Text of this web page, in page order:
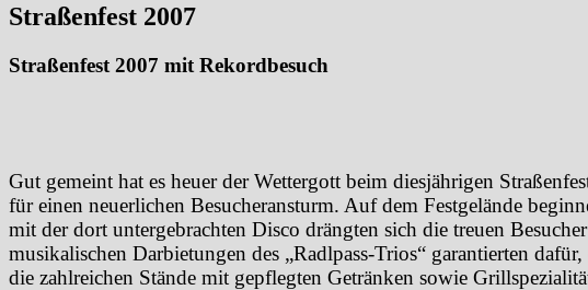
Straßenfest 2007
Straßenfest 2007 mit Rekordbesuch
Gut gemeint hat es heuer der Wettergott beim diesjährigen
für einen neuerlichen Besucheransturm. Auf dem Festgelände
mit der dort untergebrachten Disco drängten sich die treuen
musikalischen Darbietungen des „Radlpass-Trios“ garantierten
die zahlreichen Stände mit gepflegten Getränken sowie